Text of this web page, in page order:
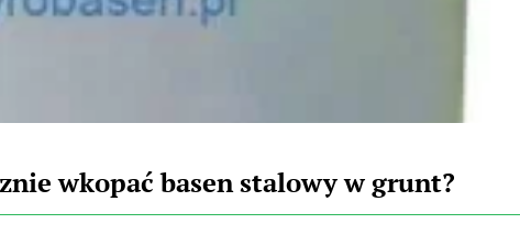
wkopać basen stalowy w grunt?